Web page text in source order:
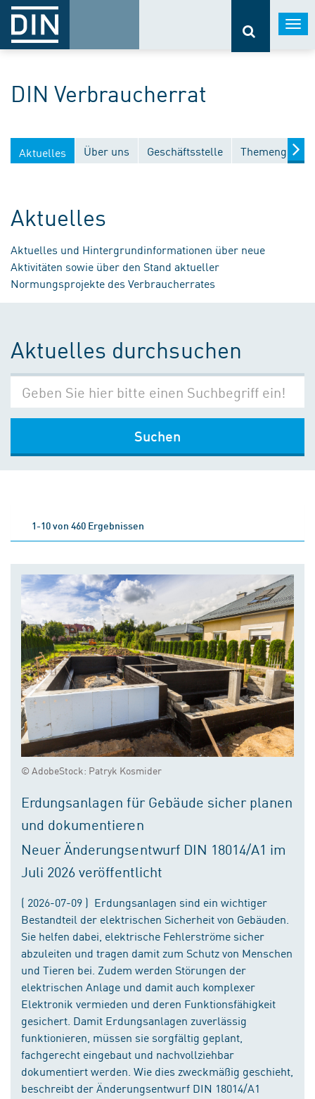
DIN Verbraucherrat
Aktuelles Über uns Geschäftsstelle
Aktuelles
Aktuelles und Hintergrundinformationen über neue
Aktivitäten sowie über den Stand aktueller
Normungsprojekte des Verbraucherrates
Aktuelles durchsuchen
Suchen
1-10 von 460 Ergebnissen
© AdobeStock: Patryk Kosmider
Erdungsanlagen für Gebäude sicher planen
und dokumentieren
Neuer Änderungsentwurf DIN 18014/A1 im
Juli 2026 veröffentlicht
( 2026-07-09 ) Erdungsanlagen sind ein wichtiger
Bestandteil der elektrischen Sicherheit von Gebäuden.
Sie helfen dabei, elektrische Fehlerströme sicher
abzuleiten und tragen damit zum Schutz von Menschen
und Tieren bei. Zudem werden Störungen der
elektrischen Anlage und damit auch komplexer
Elektronik vermieden und deren Funktionsfähigkeit
gesichert. Damit Erdungsanlagen zuverlässig
funktionieren, müssen sie sorgfältig geplant,
fachgerecht eingebaut und nachvollziehbar
dokumentiert werden. Wie dies zweckmäßig geschieht,
beschreibt der Änderungsentwurf DIN 18014/A1